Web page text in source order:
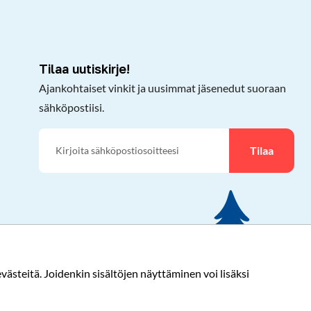
Joidenkin sisältöjen näyttäminen voi lisäksi
Tilaa uutiskirje!
Ajankohtaiset vinkit ja uusimmat jäsenedut suoraan
sähköpostiisi.
Tilaa